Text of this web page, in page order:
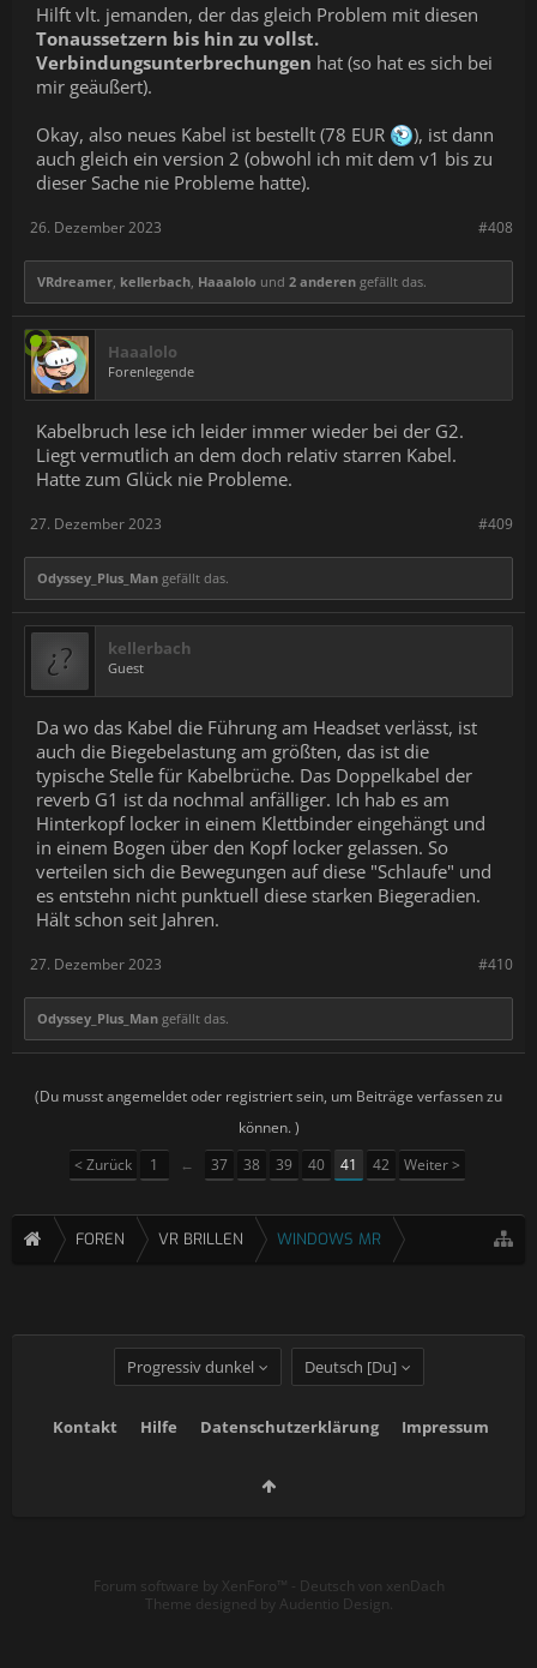
Hilft vlt. jemanden, der das gleich Problem mit diesen
Tonaussetzern bis hin zu vollst.
Verbindungsunterbrechungen hat (so hat es sich bei
mir geäußert).
Okay, also neues Kabel ist bestellt (78 EUR
), ist dann
auch gleich ein version 2 (obwohl ich mit dem v1 bis zu
dieser Sache nie Probleme hatte).
#408
26. Dezember 2023
VRdreamer kellerbach Haaalolo und 2 anderen gefällt das.
Haaalolo
Forenlegende
Kabelbruch lese ich leider immer wieder bei der G2.
Liegt vermutlich an dem doch relativ starren Kabel.
Hatte zum Glück nie Probleme.
#409
27. Dezember 2023
Odyssey_Plus_Man gefällt das.
kellerbach
Guest
Da wo das Kabel die Führung am Headset verlässt, ist
auch die Biegebelastung am größten, das ist die
typische Stelle für Kabelbrüche. Das Doppelkabel der
reverb G1 ist da nochmal anfälliger. Ich hab es am
Hinterkopf locker in einem Klettbinder eingehängt und
in einem Bogen über den Kopf locker gelassen. So
verteilen sich die Bewegungen auf diese "Schlaufe" und
es entstehn nicht punktuell diese starken Biegeradien.
Hält schon seit Jahren.
#410
27. Dezember 2023
Odyssey_Plus_Man gefällt das.
(Du musst angemeldet oder registriert sein, um Beiträge verfassen zu
können. )
< Zurück
1 ← 37 38 39 40 41 42 Weiter >
FOREN VR BRILLEN WINDOWS MR
Progressiv dunkel Deutsch [Du]
Kontakt Hilfe Datenschutzerklärung Impressum
Forum software by XenForo™ - Deutsch von xenDach
Theme designed by Audentio Design.